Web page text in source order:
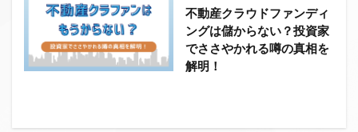
不動産クラウドファンディ
ングは儲からない？投資家
でささやかれる噂の真相を
解明！